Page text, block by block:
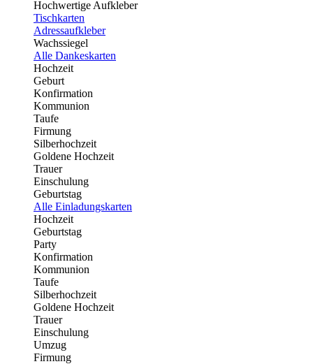
Hochwertige Aufkleber
Tischkarten
Adressaufkleber
Wachssiegel
Alle Dankeskarten
Hochzeit
Geburt
Konfirmation
Kommunion
Taufe
Firmung
Silberhochzeit
Goldene Hochzeit
Trauer
Einschulung
Geburtstag
Alle Einladungskarten
Hochzeit
Geburtstag
Party
Konfirmation
Kommunion
Taufe
Silberhochzeit
Goldene Hochzeit
Trauer
Einschulung
Umzug
Firmung